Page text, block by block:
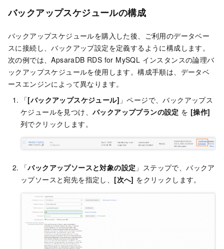
バックアップスケジュールの構成
バックアップスケジュールを購入した後、ご利用のデータベー
スに接続し、バックアップ設定を定義するように構成します。
次の例では、ApsaraDB RDS for MySQL インスタンスの論理バ
ックアップスケジュールを使用します。構成手順は、データベ
ースエンジンによって異なります。
「[バックアップスケジュール] 」ページで、バックアップス
ケジュールを見つけ、 バックアッププランの設定 を [操作]
列でクリックします。
「バックアップソースと対象の設定 」ステップで、バックア
ップソースと宛先を指定し、 [次へ] をクリックします。